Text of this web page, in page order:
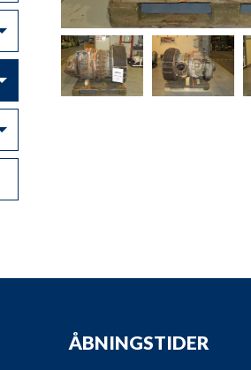
Dropdown
Dropdown
Dropdown
ÅBNINGSTIDER